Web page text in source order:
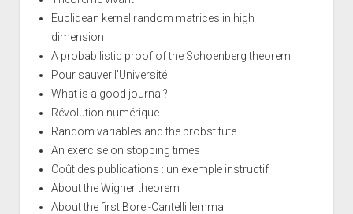
Euclidean kernel random matrices in high
dimension
A probabilistic proof of the Schoenberg theorem
Pour sauver l'Université
What is a good journal?
Révolution numérique
Random variables and the probstitute
An exercise on stopping times
Coût des publications : un exemple instructif
About the Wigner theorem
About the first Borel-Cantelli lemma